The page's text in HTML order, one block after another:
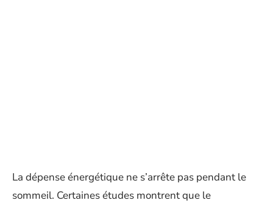
La dépense énergétique ne s’arrête pas pendant le
sommeil. Certaines études montrent que le